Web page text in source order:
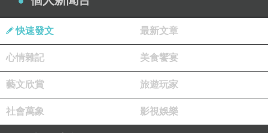
Major LEAGUE中，個人最喜愛的是小聯盟球場
的球場，也會論及主場球隊的背景，以及經營的
現況。從去年球季結束起，本單元還推出特別
中，作者不斷地點出，這些小聯盟和獨立聯盟球
隊的經營得以成功，注重球迷和貼近地區是很重
快速發文 最新文章
心情雜記 美食饗宴
藝文欣賞 旅遊玩家
社會萬象 影視娛樂